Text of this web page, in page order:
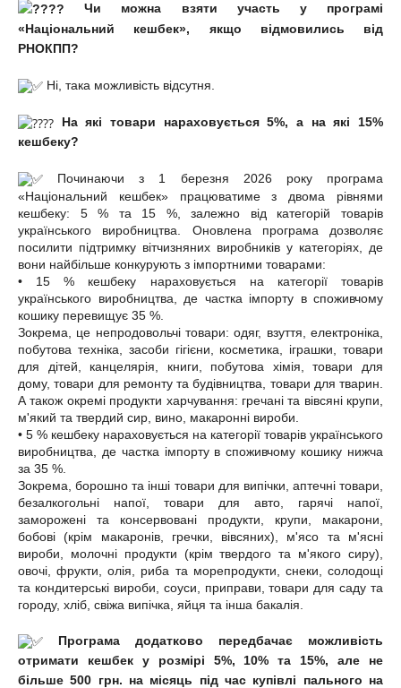
Чи можна взяти участь у програмі
«Національний кешбек», якщо відмовились від
РНОКПП?
Ні, така можливість відсутня.
На які товари нараховується 5%, а на які 15%
кешбеку?
Починаючи з 1 березня 2026 року програма
«Національний кешбек» працюватиме з двома рівнями
кешбеку: 5 % та 15 %, залежно від категорій товарів
українського виробництва. Оновлена програма дозволяє
посилити підтримку вітчизняних виробників у категоріях, де
вони найбільше конкурують з імпортними товарами:
• 15 % кешбеку нараховується на категорії товарів
українського виробництва, де частка імпорту в споживчому
кошику перевищує 35 %.
Зокрема, це непродовольчі товари: одяг, взуття, електроніка,
побутова техніка, засоби гігієни, косметика, іграшки, товари
для дітей, канцелярія, книги, побутова хімія, товари для
дому, товари для ремонту та будівництва, товари для тварин.
А також окремі продукти харчування: гречані та вівсяні крупи,
м'який та твердий сир, вино, макаронні вироби.
• 5 % кешбеку нараховується на категорії товарів українського
виробництва, де частка імпорту в споживчому кошику нижча
за 35 %.
Зокрема, борошно та інші товари для випічки, аптечні товари,
безалкогольні напої, товари для авто, гарячі напої,
заморожені та консервовані продукти, крупи, макарони,
бобові (крім макаронів, гречки, вівсяних), м'ясо та м'ясні
вироби, молочні продукти (крім твердого та м'якого сиру),
овочі, фрукти, олія, риба та морепродукти, снеки, солодощі
та кондитерські вироби, соуси, приправи, товари для саду та
городу, хліб, свіжа випічка, яйця та інша бакалія.
Програма додатково передбачає можливість
отримати кешбек у розмірі 5%, 10% та 15%, але не
більше 500 грн. на місяць під час купівлі пального на